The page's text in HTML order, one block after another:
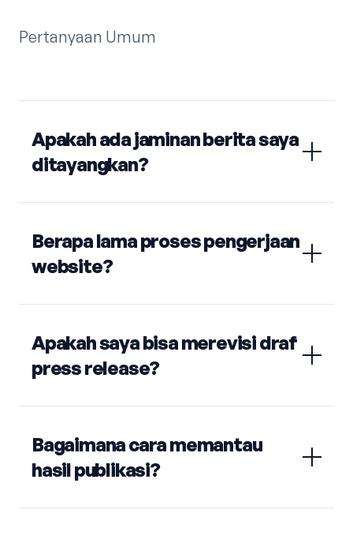
Pertanyaan Umum
Apakah ada jaminan berita saya
ditayangkan?
Berapa lama proses pengerjaan
website?
Apakah saya bisa merevisi draf
press release?
Bagaimana cara memantau
hasil publikasi?